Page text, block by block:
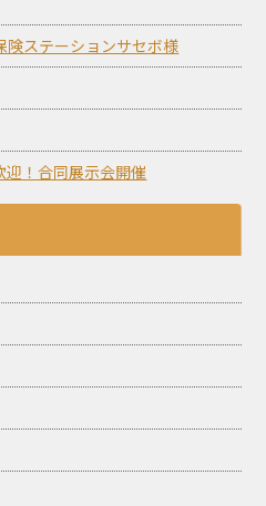
険ステーションサセボ様
迎！合同展示会開催